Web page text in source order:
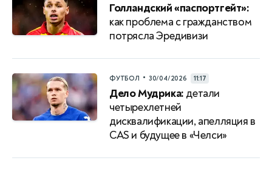
Голландский «паспортгейт»:
как проблема с гражданством
потрясла Эредивизи
ФУТБОЛ • 30/04/2026 11:17
Дело Мудрика: детали
четырехлетней
дисквалификации, апелляция в
CAS и будущее в «Челси»